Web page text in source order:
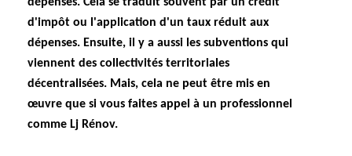
d'impôt ou l'application d'un taux réduit aux
dépenses. Ensuite, il y a aussi les subventions qui
viennent des collectivités territoriales
décentralisées. Mais, cela ne peut être mis en
œuvre que si vous faites appel à un professionnel
comme Lj Rénov.